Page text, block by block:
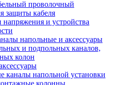
проволочный
защиты кабеля
напряжения и устройства
напольные и аксессуары
и подпольных каналов,
колон
каналы напольной установки
колонны